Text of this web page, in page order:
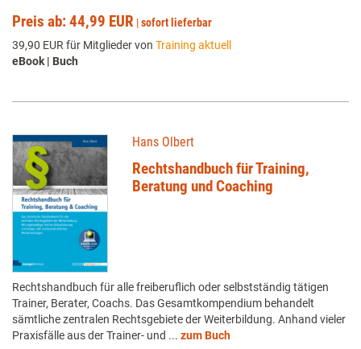
Preis ab: 44,99 EUR |sofort lieferbar
39,90 EUR für Mitglieder von Training aktuell
eBook | Buch
Hans Olbert
Rechtshandbuch für Training,
Beratung und Coaching
Rechtshandbuch für alle freiberuflich oder selbstständig tätigen
Trainer, Berater, Coachs. Das Gesamtkompendium behandelt
sämtliche zentralen Rechtsgebiete der Weiterbildung. Anhand vieler
Praxisfälle aus der Trainer- und ... zum Buch